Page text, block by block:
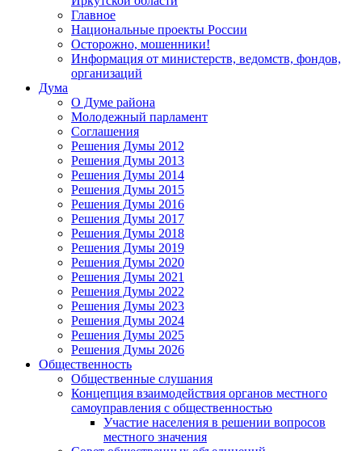
Главное
Национальные проекты России
Осторожно, мошенники!
Информация от министерств, ведомств, фондов,
организаций
Дума
О Думе района
Молодежный парламент
Соглашения
Решения Думы 2012
Решения Думы 2013
Решения Думы 2014
Решения Думы 2015
Решения Думы 2016
Решения Думы 2017
Решения Думы 2018
Решения Думы 2019
Решения Думы 2020
Решения Думы 2021
Решения Думы 2022
Решения Думы 2023
Решения Думы 2024
Решения Думы 2025
Решения Думы 2026
Общественность
Общественные слушания
Концепция взаимодействия органов местного
самоуправления с общественностью
Участие населения в решении вопросов
местного значения